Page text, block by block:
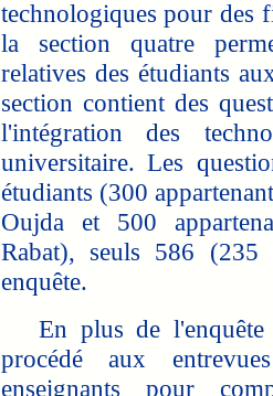
technologiques pour des
la section quatre
relatives des étudiants
section contient des
l'intégration des
universitaire. Les
étudiants (300
Oujda et 500
Rabat), seuls 586
enquête.
En plus de l'enquête
procédé aux
enseignants pour